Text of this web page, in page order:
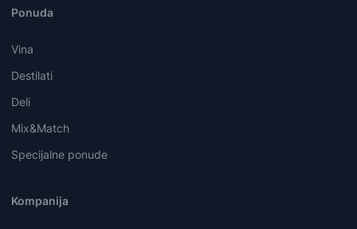
Ponuda
Vina
Destilati
Deli
Mix&Match
Specijalne ponude
Kompanija